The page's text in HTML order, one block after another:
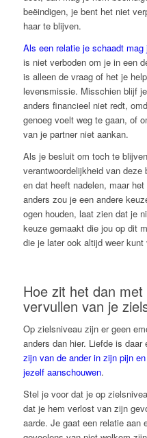
beëindigen, je bent het niet
haar te blijven.
Als een relatie je schaadt
is niet verboden om je in een
is alleen de vraag of het je
levensmissie. Misschien blijf
anders financieel niet redt,
genoeg voelt weg te gaan, of
van je partner niet aankan.
Als je besluit om toch te
verantwoordelijkheid van
en dat heeft nadelen, maar
anders zou je een andere
ogen houden, laat zien dat je
keuze gemaakt die jou op dit
die je later ook altijd weer kunt
Hoe zit het dan
vervullen van je
Op zielsniveau zijn er geen
anders dan hier. Liefde is daar
zijn van de ander in zijn pijn
jezelf aanschouwen.
Stel je voor dat je op
dat je hem verlost van zijn
aarde. Je gaat een relatie aan